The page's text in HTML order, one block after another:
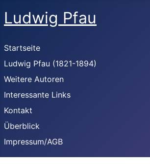
Ludwig Pfau
Startseite
Ludwig Pfau (1821-1894)
Weitere Autoren
Interessante Links
Kontakt
Überblick
Impressum/AGB